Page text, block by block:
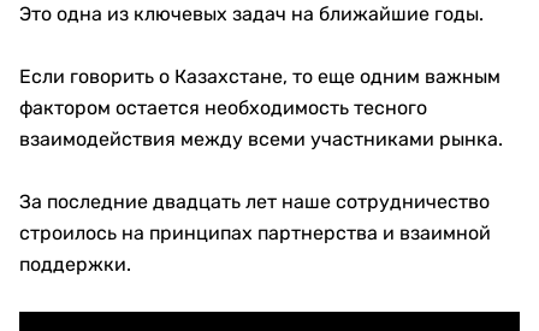
Это одна из ключевых задач на ближайшие годы.
Если говорить о Казахстане, то еще одним важным
фактором остается необходимость тесного
взаимодействия между всеми участниками рынка.
За последние двадцать лет наше сотрудничество
строилось на принципах партнерства и взаимной
поддержки.